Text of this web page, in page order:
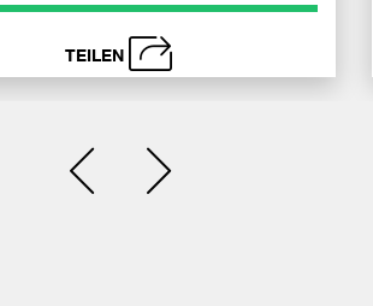
TEILEN
Einen Slide zurück
Einen Slide vor